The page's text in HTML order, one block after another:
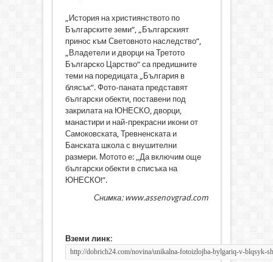
„История на християнството по
Българските земи“, „Българският
принос към Световното наследство“,
„Владетели и дворци на Третото
Българско Царство“ са предишните
теми на поредицата „България в
блясък“. Фото-паната представят
български обекти, поставени под
закрилата на ЮНЕСКО, дворци,
манастири и най-прекрасни икони от
Самоковската, Тревненската и
Банската школа с внушителни
размери. Мотото е: „Да включим още
български обекти в списъка на
ЮНЕСКО!”.
Снимка: www.assenovgrad.com
Вземи линк: